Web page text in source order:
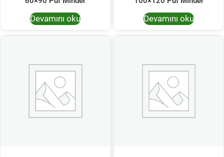
Devamını oku Devamını oku